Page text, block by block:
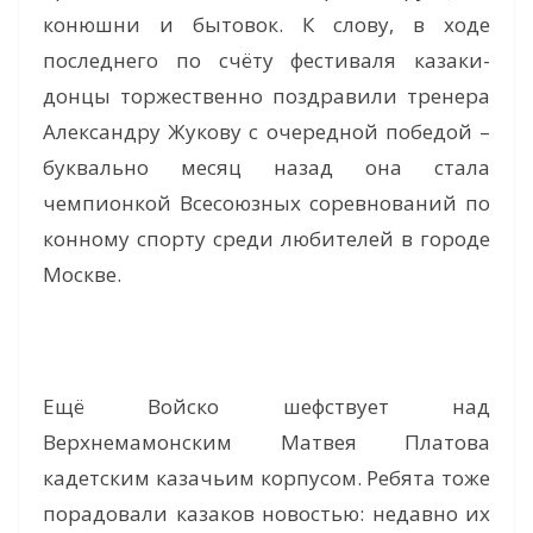
конюшни и бытовок. К слову, в ходе
последнего по счёту фестиваля казаки-
донцы торжественно поздравили тренера
Александру Жукову с очередной победой –
буквально месяц назад она стала
чемпионкой Всесоюзных соревнований по
конному спорту среди любителей в городе
Москве.
Ещё Войско шефствует над
Верхнемамонским Матвея Платова
кадетским казачьим корпусом. Ребята тоже
порадовали казаков новостью: недавно их